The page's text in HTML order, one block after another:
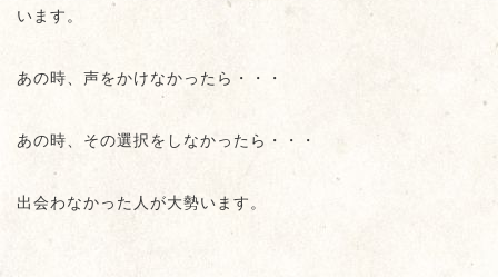
います。
あの時、声をかけなかったら・・・
あの時、その選択をしなかったら・・・
出会わなかった人が大勢います。